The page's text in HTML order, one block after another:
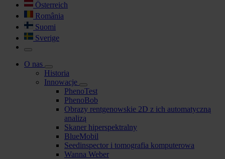
Österreich
România
Suomi
Sverige
O nas
Historia
Innowacje
PhenoTest
PhenoBob
Obrazy rentgenowskie 2D z ich automatyczną
analizą
Skaner hiperspektralny
BlueMobil
Seedinspector i tomografia komputerowa
Wanna Weber